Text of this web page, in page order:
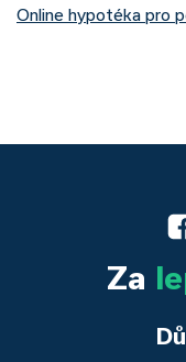
Online hypotéka pro
Za